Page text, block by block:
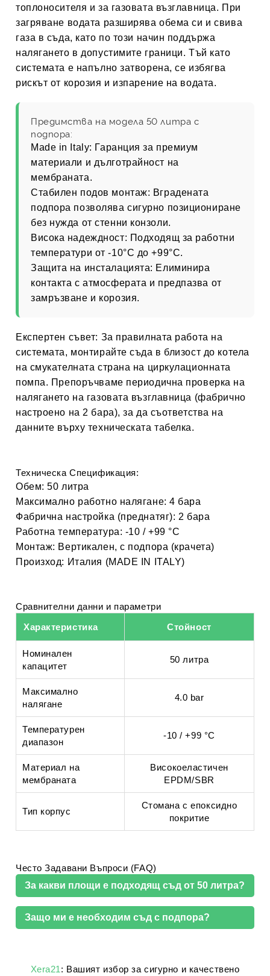
топлоносителя и за газовата възглавница. При
загряване водата разширява обема си и свива
газа в съда, като по този начин поддържа
налягането в допустимите граници. Тъй като
системата е напълно затворена, се избягва
рискът от корозия и изпарение на водата.
Предимства на модела 50 литра с
подпора:
Made in Italy: Гаранция за премиум
материали и дълготрайност на
мембраната.
Стабилен подов монтаж: Вградената
подпора позволява сигурно позициониране
без нужда от стенни конзоли.
Висока надеждност: Подходящ за работни
температури от -10°C до +99°C.
Защита на инсталацията: Елиминира
контакта с атмосферата и предпазва от
замръзване и корозия.
Експертен съвет: За правилната работа на
системата, монтирайте съда в близост до котела
на смукателната страна на циркулационната
помпа. Препоръчваме периодична проверка на
налягането на газовата възглавница (фабрично
настроено на 2 бара), за да съответства на
данните върху техническата табелка.
Техническа Спецификация:
Обем: 50 литра
Максимално работно налягане: 4 бара
Фабрична настройка (преднатяг): 2 бара
Работна температура: -10 / +99 °C
Монтаж: Вертикален, с подпора (крачета)
Произход: Италия (MADE IN ITALY)
Сравнителни данни и параметри
Характеристика
Стойност
Номинален
капацитет
50 литра
Максимално
налягане
4.0 bar
Температурен
диапазон
-10 / +99 °C
Материал на
мембраната
Високоеластичен
EPDM/SBR
Тип корпус
Стомана с епоксидно
покритие
Често Задавани Въпроси (FAQ)
За какви площи е подходящ съд от 50 литра?
Защо ми е необходим съд с подпора?
Xera21 : Вашият избор за сигурно и качествено